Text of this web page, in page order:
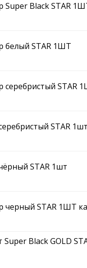
Super Black STAR
белый STAR 1ШТ
серебристый STAR
STAR 1шт
STAR 1шт
черный STAR 1ШТ
Black GOLD